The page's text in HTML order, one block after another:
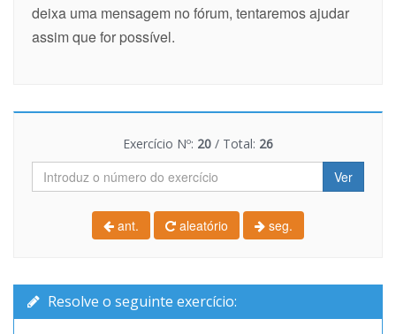
deixa uma mensagem no fórum, tentaremos ajudar
assim que for possível.
Exercício Nº: 20 / Total: 26
Ver
ant. aleatório seg.
Resolve o seguinte exercício: